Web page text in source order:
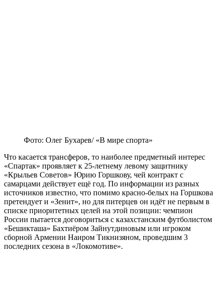
Фото: Олег Бухарев/ «В мире спорта»
Что касается трансферов, то наиболее предметный интерес
«Спартак» проявляет к 25-летнему левому защитнику
«Крыльев Советов» Юрию Горшкову, чей контракт с
самарцами действует ещё год. По информации из разных
источников известно, что помимо красно-белых на Горшкова
претендует и «Зенит», но для питерцев он идёт не первым в
списке приоритетных целей на этой позиции: чемпион
России пытается договориться с казахстанским футболистом
«Бешикташа» Бахтиёром Зайнутдиновым или игроком
сборной Армении Наиром Тикнизяном, проведшим 3
последних сезона в «Локомотиве».